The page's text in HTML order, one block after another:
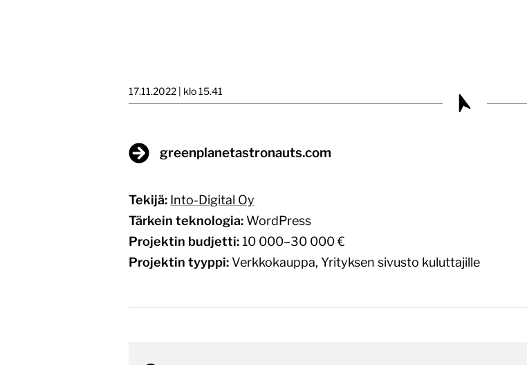
17.11.2022 | klo 15.41
greenplanetastronauts.com
Tekijä: Into-Digital Oy
Tärkein teknologia: WordPress
Projektin budjetti:10 000–30 000 €
Projektin tyyppi: Verkkokauppa, Yrityksen sivusto kuluttajille